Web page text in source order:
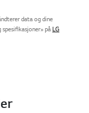
data og dine
på LG